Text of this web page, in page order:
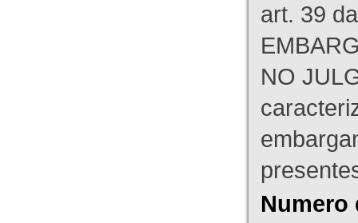
art. 39
NO
Numero